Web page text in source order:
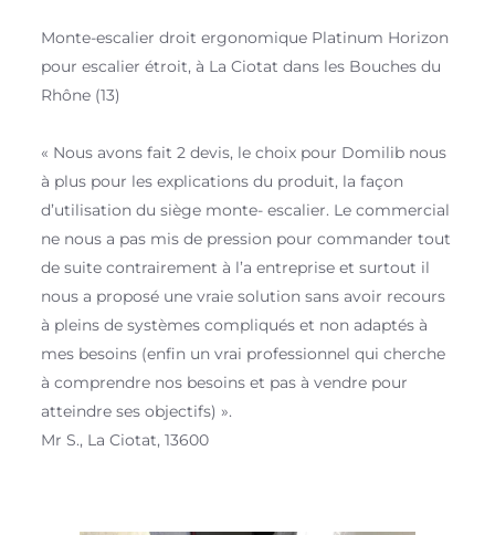
Monte-escalier droit ergonomique Platinum Horizon
pour escalier étroit, à La Ciotat dans les Bouches du
Rhône (13)
« Nous avons fait 2 devis, le choix pour Domilib nous
à plus pour les explications du produit, la façon
d’utilisation du siège monte- escalier. Le commercial
ne nous a pas mis de pression pour commander tout
de suite contrairement à l’a entreprise et surtout il
nous a proposé une vraie solution sans avoir recours
à pleins de systèmes compliqués et non adaptés à
mes besoins (enfin un vrai professionnel qui cherche
à comprendre nos besoins et pas à vendre pour
atteindre ses objectifs) ».
Mr S., La Ciotat, 13600